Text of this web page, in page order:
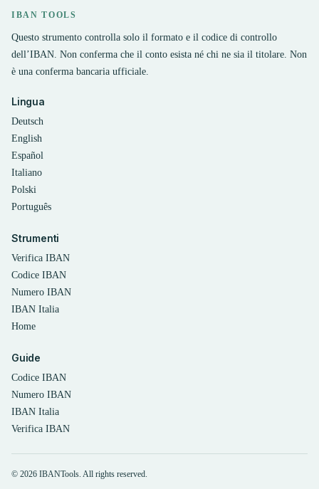
IBAN TOOLS
Questo strumento controlla solo il formato e il codice di controllo
dell’IBAN. Non conferma che il conto esista né chi ne sia il titolare. Non
è una conferma bancaria ufficiale.
Lingua
Deutsch
English
Español
Italiano
Polski
Português
Strumenti
Verifica IBAN
Codice IBAN
Numero IBAN
IBAN Italia
Home
Guide
Codice IBAN
Numero IBAN
IBAN Italia
Verifica IBAN
© 2026 IBANTools. All rights reserved.